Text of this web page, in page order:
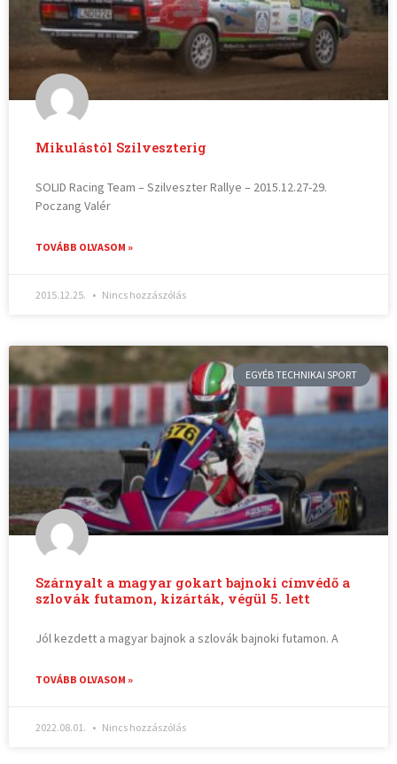
Mikulástól Szilveszterig
SOLID Racing Team – Szilveszter Rallye – 2015.12.27-29.
Poczang Valér
TOVÁBB OLVASOM »
2015.12.25. Nincs hozzászólás
EGYÉB TECHNIKAI SPORT
Szárnyalt a magyar gokart bajnoki címvédő a
szlovák futamon, kizárták, végül 5. lett
Jól kezdett a magyar bajnok a szlovák bajnoki futamon. A
TOVÁBB OLVASOM »
2022.08.01. Nincs hozzászólás